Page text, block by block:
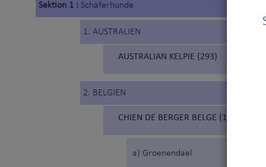
Sektion 1 : Schäferhunde
1. AUSTRALIEN
AUSTRALIAN KELPIE (293)
2. BELGIEN
CHIEN DE BERGER BELGE (15)
a) Groenendael